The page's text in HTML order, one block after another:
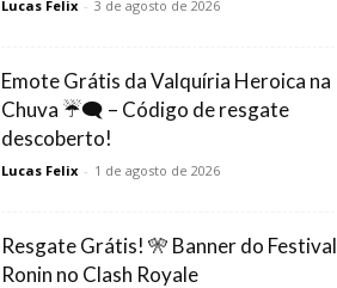
Lucas Felix - 3 de agosto de 2026
Emote Grátis da Valquíria Heroica na
Chuva ☔🗨️ – Código de resgate
descoberto!
Lucas Felix - 1 de agosto de 2026
Resgate Grátis! 🎌 Banner do Festival
Ronin no Clash Royale